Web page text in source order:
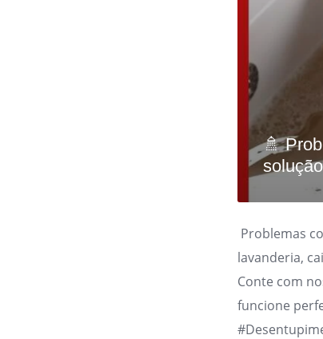
🚿
Problemas
lavanderia,
Conte com
funcione